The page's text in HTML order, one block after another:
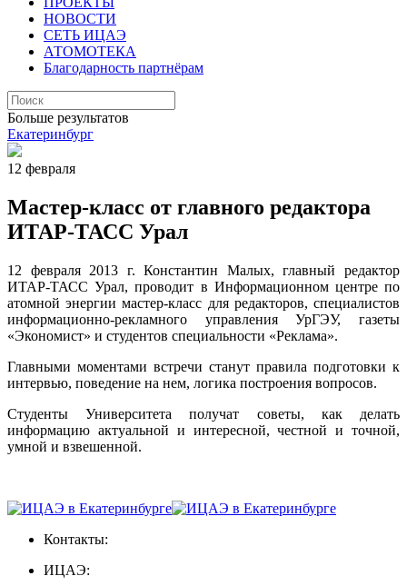
НОВОСТИ
СЕТЬ ИЦАЭ
АТОМОТЕКА
Благодарность партнёрам
Больше результатов
Екатеринбург
12 февраля
Мастер-класс от главного редактора
ИТАР-ТАСС Урал
12 февраля 2013 г. Константин Малых, главный редактор
ИТАР-ТАСС Урал, проводит в Информационном центре по
атомной энергии мастер-класс для редакторов, специалистов
информационно-рекламного управления УрГЭУ, газеты
«Экономист» и студентов специальности «Реклама».
Главными моментами встречи станут правила подготовки к
интервью, поведение на нем, логика построения вопросов.
Студенты Университета получат советы, как делать
информацию актуальной и интересной, честной и точной,
умной и взвешенной.
Контакты:
ИЦАЭ: